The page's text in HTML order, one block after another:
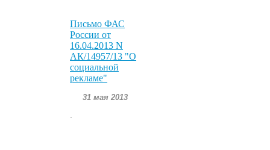
Письмо ФАС
России от
16.04.2013 N
АК/14957/13 "О
социальной
рекламе"
31 мая 2013